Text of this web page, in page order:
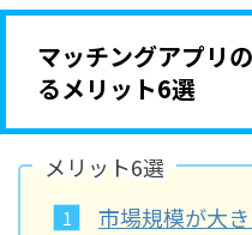
マッチングアプリ
るメリット6選
メリット6選
市場規模が大